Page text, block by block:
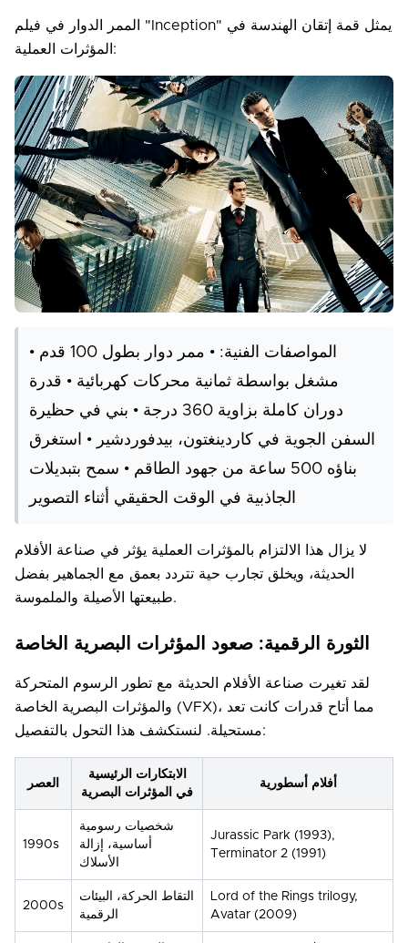
الممر الدوار في فيلم "Inception" يمثل قمة إتقان الهندسة في
المؤثرات العملية:
المواصفات الفنية: • ممر دوار بطول 100 قدم •
مشغل بواسطة ثمانية محركات كهربائية • قدرة
دوران كاملة بزاوية 360 درجة • بني في حظيرة
السفن الجوية في كاردينغتون، بيدفوردشير • استغرق
بناؤه 500 ساعة من جهود الطاقم • سمح بتبديلات
الجاذبية في الوقت الحقيقي أثناء التصوير
لا يزال هذا الالتزام بالمؤثرات العملية يؤثر في صناعة الأفلام
الحديثة، ويخلق تجارب حية تتردد بعمق مع الجماهير بفضل
طبيعتها الأصيلة والملموسة.
الثورة الرقمية: صعود المؤثرات البصرية الخاصة
لقد تغيرت صناعة الأفلام الحديثة مع تطور الرسوم المتحركة
والمؤثرات البصرية الخاصة (VFX)، مما أتاح قدرات كانت تعد
مستحيلة. لنستكشف هذا التحول بالتفصيل:
العصر
الابتكارات الرئيسية
في المؤثرات البصرية
أفلام أسطورية
1990s
شخصيات رسومية
أساسية، إزالة
الأسلاك
Jurassic Park (1993),
Terminator 2 (1991)
2000s
التقاط الحركة، البيئات
الرقمية
Lord of the Rings trilogy,
Avatar (2009)